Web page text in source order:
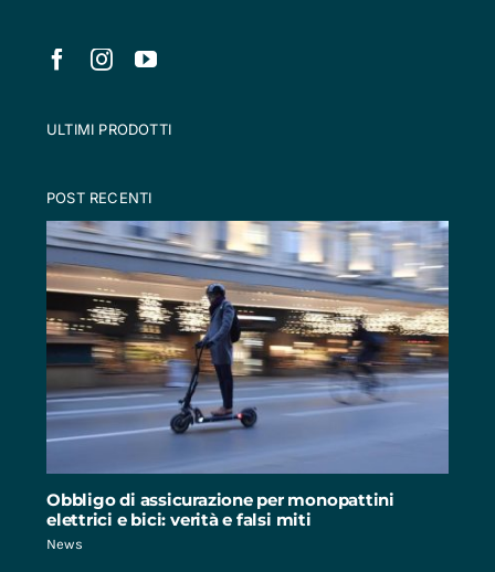
ULTIMI PRODOTTI
POST RECENTI
Obbligo di assicurazione per monopattini
elettrici e bici: verità e falsi miti
News